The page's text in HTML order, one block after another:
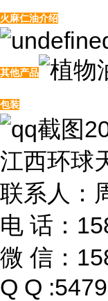
火麻仁油介绍
其他产品
包装
江西环球
联系人：
电 话：
微 信：
Q Q